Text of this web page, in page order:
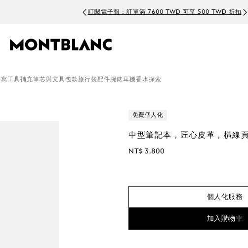
：訂單滿 7600 TWD 可享 500 TWD 折扣
寫工具補充筆芯與文具包款旅行袋配件 腕錶耳機香水探索
免費個人化
中型筆記本，匠心皮革，橫線頁
NT$ 3,800
個人化服務
加入購物車